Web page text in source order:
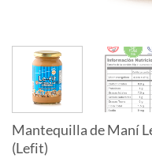
Mantequilla de Maní
(Lefit)